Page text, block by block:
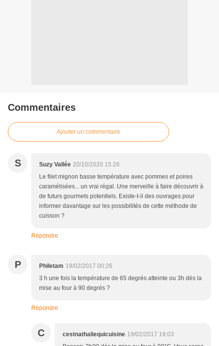
Commentaires
Ajouter un commentaire
S Suzy Vallée 20/10/2020 15:26
Le filet mignon basse température avec pommes et poires
caramélisées... un vrai régal. Une merveille à faire découvrir à
de futurs gourmets potentiels. Existe-t-il des ouvrages pour
informer davantage sur les possibilités de cette méthode de
cuisson ?
Répondre
P Philetam 19/02/2017 00:26
3 h une fois la température de 65 degrés atteinte ou 3h dès la
mise au four à 90 degrés ?
Répondre
C cestnathaliequicuisine 19/02/2017 19:03